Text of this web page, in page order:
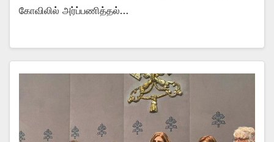
கோவிலில் அர்ப்பணித்தல்…